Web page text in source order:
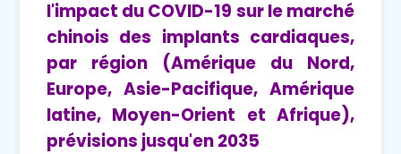
l'impact du COVID-19 sur le marché
chinois des implants cardiaques,
par région (Amérique du Nord,
Europe, Asie-Pacifique, Amérique
latine, Moyen-Orient et Afrique),
prévisions jusqu'en 2035